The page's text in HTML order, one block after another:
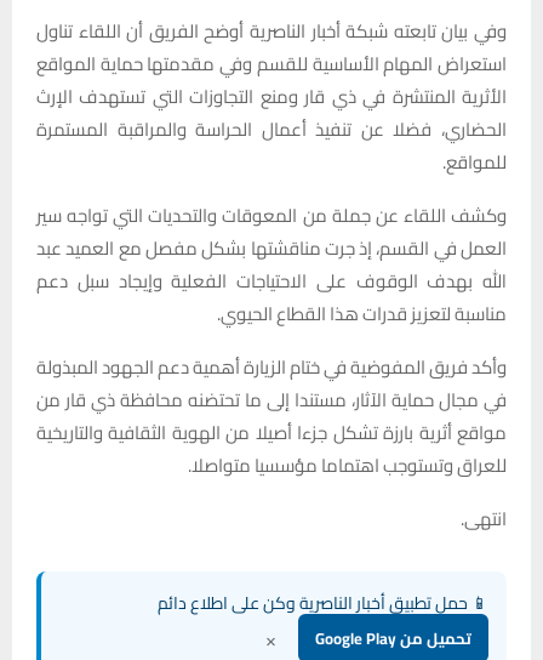
وفي بيان تابعته شبكة أخبار الناصرية أوضح الفريق أن اللقاء تناول
استعراض المهام الأساسية للقسم وفي مقدمتها حماية المواقع
الأثرية المنتشرة في ذي قار ومنع التجاوزات التي تستهدف الإرث
الحضاري، فضلا عن تنفيذ أعمال الحراسة والمراقبة المستمرة
للمواقع.
وكشف اللقاء عن جملة من المعوقات والتحديات التي تواجه سير
العمل في القسم، إذ جرت مناقشتها بشكل مفصل مع العميد عبد
الله بهدف الوقوف على الاحتياجات الفعلية وإيجاد سبل دعم
مناسبة لتعزيز قدرات هذا القطاع الحيوي.
وأكد فريق المفوضية في ختام الزيارة أهمية دعم الجهود المبذولة
في مجال حماية الآثار، مستندا إلى ما تحتضنه محافظة ذي قار من
مواقع أثرية بارزة تشكل جزءا أصيلا من الهوية الثقافية والتاريخية
للعراق وتستوجب اهتماما مؤسسيا متواصلا.
انتهى.
📱 حمل تطبيق أخبار الناصرية وكن على اطلاع دائم
تحميل من Google Play ×